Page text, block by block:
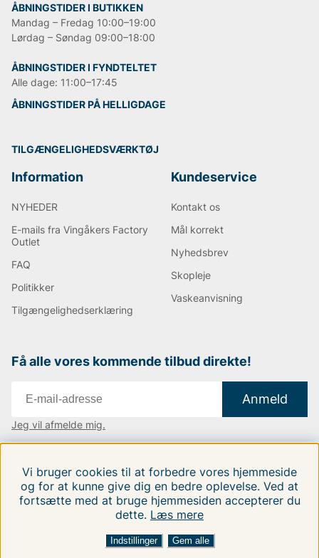
Andre populære mærker:
NN07
Björn Borg
Replay
Oscar Jacobson
ÅBNINGSTIDER I BUTIKKEN
Mandag – Fredag 10:00–19:00
Lørdag – Søndag 09:00–18:00
ÅBNINGSTIDER I FYNDTELTET
Alle dage: 11:00–17:45
ÅBNINGSTIDER PÅ HELLIGDAGE
TILGÆNGELIGHEDSVÆRKTØJ
Information
NYHEDER
E-mails fra Vingåkers Factory
Outlet
FAQ
Politikker
Tilgængelighedserklæring
Kundeservice
Kontakt os
Mål korrekt
Nyhedsbrev
Skopleje
Vaskeanvisning
Få alle vores kommende tilbud direkte!
Anmeld
Jeg vil afmelde mig.
Følg os på vores sociale medier.
Vi bruger cookies til at forbedre vores hjemmeside
og for at kunne give dig en bedre oplevelse. Ved at
fortsætte med at bruge hjemmesiden accepterer du
dette. Læs mere
Indstillinger Gem alle